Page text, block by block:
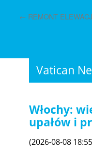
← REMONT
Vatican
Włochy:
upałów i
(2026-08-08